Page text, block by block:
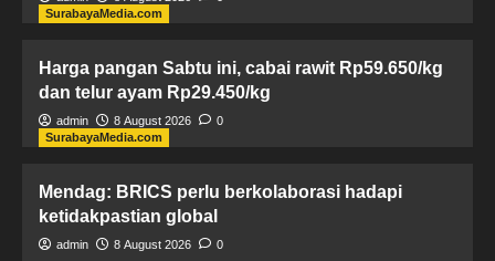
SurabayaMedia.com
Harga pangan Sabtu ini, cabai rawit Rp59.650/kg
dan telur ayam Rp29.450/kg
admin 8 August 2026
0
SurabayaMedia.com
Mendag: BRICS perlu berkolaborasi hadapi
ketidakpastian global
admin 8 August 2026 0